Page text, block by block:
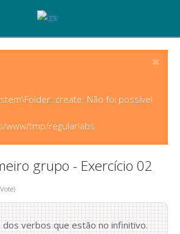
Não foi possível
www/tmp/regularlabs
grupo - Exercício 02
dos verbos que estão no infinitivo.